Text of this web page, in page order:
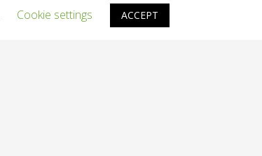
Cookie settings ACCEPT